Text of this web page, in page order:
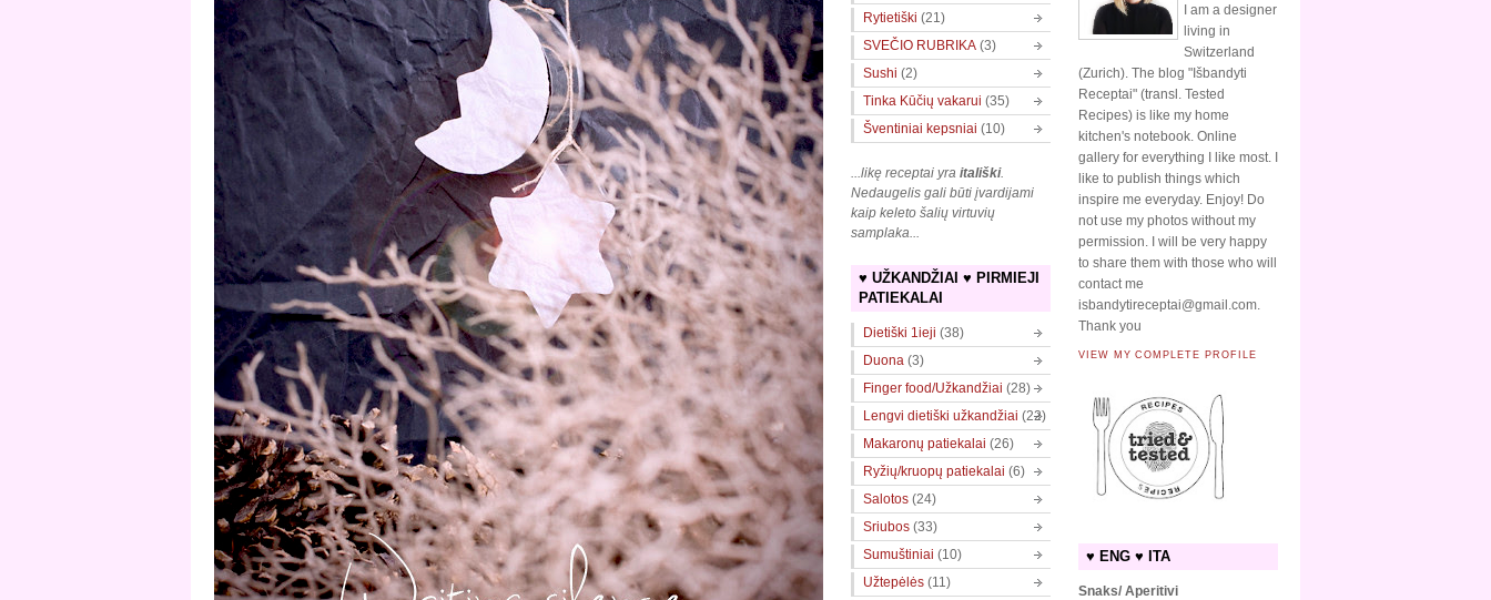
I am a designer
living in
Switzerland
(Zurich). The blog "Išbandyti
Receptai" (transl. Tested
Recipes) is like my home
kitchen's notebook. Online
gallery for everything I like most. I
like to publish things which
inspire me everyday. Enjoy! Do
not use my photos without my
permission. I will be very happy
to share them with those who will
contact me
isbandytireceptai@gmail.com.
Thank you
VIEW MY COMPLETE PROFILE
♥ ENG ♥ ITA
Snaks/ Aperitivi
Rytietiški (21)
SVEČIO RUBRIKA (3)
Sushi (2)
Tinka Kūčių vakarui (35)
Šventiniai kepsniai (10)
...likę receptai yra itališki.
Nedaugelis gali būti įvardijami
kaip keleto šalių virtuvių
samplaka...
♥ UŽKANDŽIAI ♥ PIRMIEJI
PATIEKALAI
Dietiški 1ieji (38)
Duona (3)
Finger food/Užkandžiai (28)
Lengvi dietiški užkandžiai (22)
Makaronų patiekalai (26)
Ryžių/kruopų patiekalai (6)
Salotos (24)
Sriubos (33)
Sumuštiniai (10)
Užtepėlės (11)